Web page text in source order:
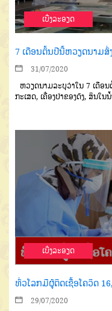
ເບີ່ງລະອຽດ
7 ເດືອນຕົ້ນປີນີ້ຫວຽດນາມສົ່
31/07/2020
ຫວຽດນາມລະບຸວ່າໃນ 7 ເດືອ
ກະເສດ, ເຄື່ອງປ່າຂອງດົງ, ສິນໃນ
ເບີ່ງລະອຽດ
ທົ່ວໂລກມີຜູ້ຕິດເຊື້ອໂຄວິດ
29/07/2020